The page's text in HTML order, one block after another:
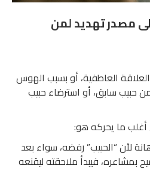
مصدر تهديد لمن
العلاقة العاطفية، أو بسبب الهوس
حبيب سابق، أو استرضاء حبيب
ما يحركه هو:
لأن “الحبيب” رفضه، سواء بعد
بمشاعره، فيبدأ ملاحقته ليقنعه